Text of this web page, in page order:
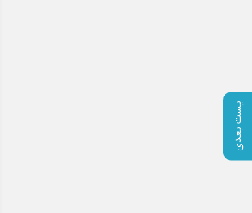
پست بعدی